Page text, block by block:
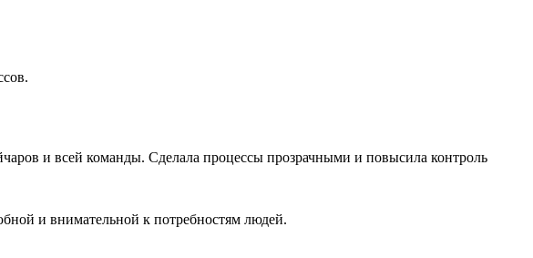
и всей команды. Сделала процессы прозрачными и повысила контроль
и внимательной к потребностям людей.